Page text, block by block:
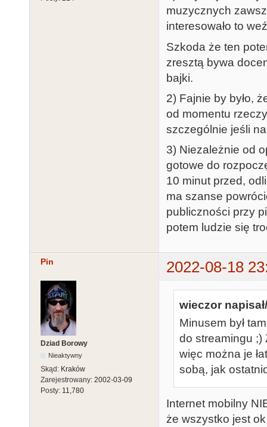
muzycznych
interesowało to
Szkoda że ten
zresztą bywa
bajki.
2) Fajnie by było,
od momentu
szczególnie jeśli
3) Niezależnie od
gotowe do
10 minut przed,
ma szanse
publiczności przy
potem ludzie się
Pin 2022-08-18
Dziad Borowy
Nieaktywny
Skąd: Kraków
Zarejestrowany: 2002-03-09
Posty: 11,780
wieczor
Minusem był
do streamingu ;)
więc można je
sobą, jak
Internet mobilny
że wszystko jest